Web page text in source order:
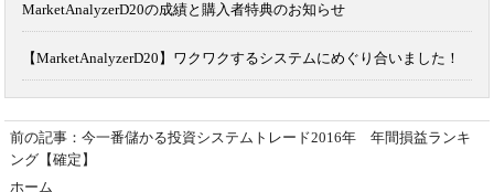
MarketAnalyzerD20の成績と購入者特典のお知らせ
【MarketAnalyzerD20】ワクワクするシステムにめぐり合いました！
前の記事：今一番儲かる投資システムトレード2016年 年間損益ランキ
ング【確定】
ホーム